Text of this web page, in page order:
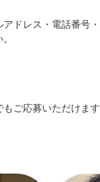
ドレス・電話番号
ご応募いただけま